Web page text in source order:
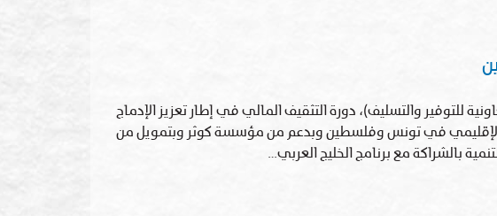
للتوفير والتسليف)، دورة التثقيف المالي في إطار تعزيز الإدماج
الإقليمي في تونس وفلسطين وبدعم من مؤسسة كوثر وبتمويل من
بالشراكة مع برنامج الخليج العربي…